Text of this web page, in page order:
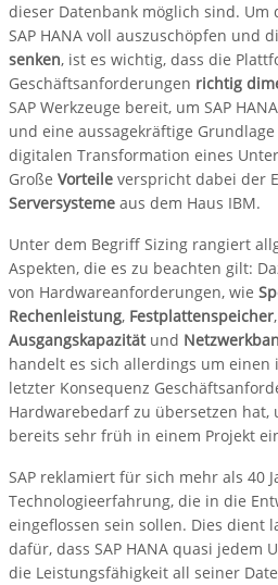
dieser Datenbank möglich sind. Um
SAP HANA voll auszuschöpfen und
senken, ist es wichtig, dass die
Geschäftsanforderungen richtig
SAP Werkzeuge bereit, um SAP
und eine aussagekräftige
digitalen Transformation eines
Große Vorteile verspricht dabei der
Serversysteme aus dem Haus IBM.
Unter dem Begriff Sizing rangiert
Aspekten, die es zu beachten gilt:
von Hardwareanforderungen, wie
Rechenleistung, Festplattenspeicher,
Ausgangskapazitätund
handelt es sich allerdings um einen
letzter Konsequenz
Hardwarebedarf zu übersetzen hat,
bereits sehr früh in einem Projekt
SAP reklamiert für sich mehr als 40
Technologieerfahrung, die in die
eingeflossen sein sollen. Dies dient
dafür, dass SAP HANA quasi jedem
die Leistungsfähigkeit all seiner